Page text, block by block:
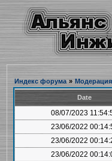
Индекс форума » Модерация
Date
08/07/2023
23/06/2022
23/06/2022
23/06/2022